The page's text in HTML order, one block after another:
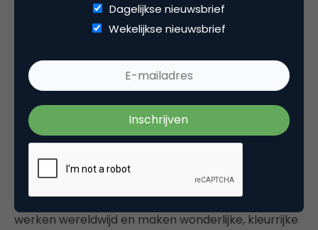
3. TeamLab
Het laatste voorbeeld is voor Van der Heijden een
mooi voorbeeld wat er met volledig digitale
onderdompeling. TeamLab is een internationaal
kunstenaarscollectief en ze maken gebouwgrote
installaties van hun werk, immersive experiences en
volledig digitaal. Het laat iets zien van de toekomst.
De kunstenaars en wetenschappers van TeamLab
werken wereldwijd en maken wonderlijke, kleurrijke
Dagelijkse nieuwsbrief
Wekelijkse nieuwsbrief